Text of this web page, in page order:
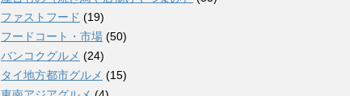
ファストフード (19)
フードコート・市場 (50)
バンコクグルメ (24)
タイ地方都市グルメ (15)